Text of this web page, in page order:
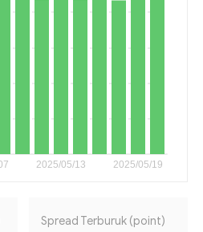
Spread Terburuk (point)